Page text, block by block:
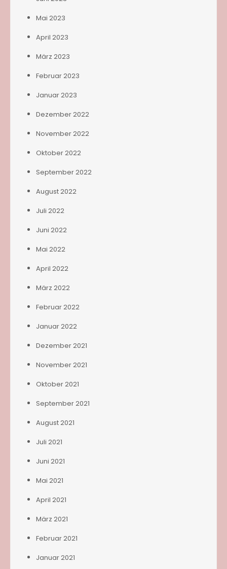
Mai 2023
April 2023
März 2023
Februar 2023
Januar 2023
Dezember 2022
November 2022
Oktober 2022
September 2022
August 2022
Juli 2022
Juni 2022
Mai 2022
April 2022
März 2022
Februar 2022
Januar 2022
Dezember 2021
November 2021
Oktober 2021
September 2021
August 2021
Juli 2021
Juni 2021
Mai 2021
April 2021
März 2021
Februar 2021
Januar 2021